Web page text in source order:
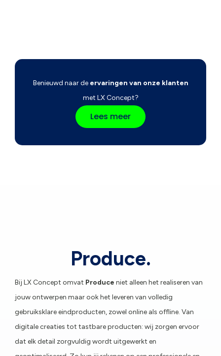
Benieuwd naar de ervaringen van onze klanten
met LX Concept?
Lees meer
Produce.
Bij LX Concept omvat Produce niet alleen het realiseren van
jouw ontwerpen maar ook het leveren van volledig
gebruiksklare eindproducten, zowel online als offline. Van
digitale creaties tot tastbare producten: wij zorgen ervoor
dat elk detail zorgvuldig wordt uitgewerkt en